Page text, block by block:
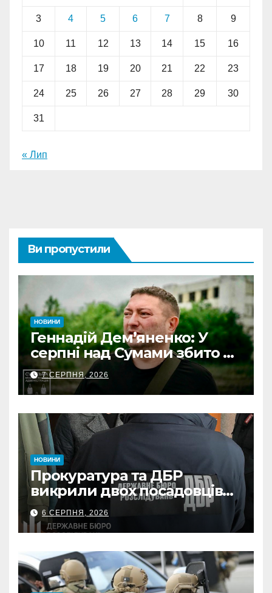
3 4 5 6 7 8 9
10 11 12 13 14 15 16
17 18 19 20 21 22 23
24 25 26 27 28 29 30
31
« Лип
Ви пропустили
НОВИНИ
Геннадій Дем’яненко: У
серпні над Сумами збито 6
КАБів
7 СЕРПНЯ, 2026
НОВИНИ
Прокуратура та ДБР
викрили двох посадовців
ДПС Сумщини на вимаганні
неправомірної вигоди у
ФОПа
6 СЕРПНЯ, 2026